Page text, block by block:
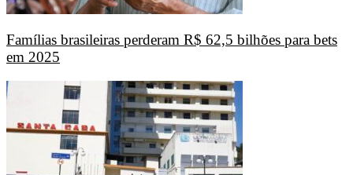
Famílias brasileiras perderam R$ 62,5 bilhões para bets
em 2025